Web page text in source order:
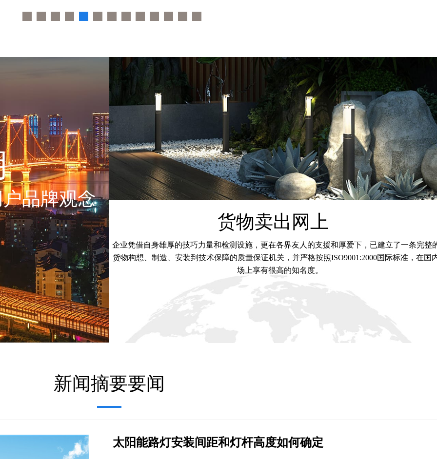
品牌观念
货物卖出网上
企业凭借自身雄厚的技巧力量和检测设施，更在各界友人的支援和厚爱下，已建立了一条完整
货物构想、制造、安装到技术保障的质量保证机关，并严格按照ISO9001:2000国际标准，在国
场上享有很高的知名度。
新闻摘要要闻
太阳能路灯安装间距和灯杆高度如何确定